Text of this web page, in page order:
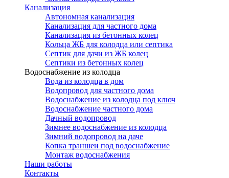
Канализация
Автономная канализация
Канализация для частного дома
Канализация из бетонных колец
Кольца ЖБ для колодца или септика
Септик для дачи из ЖБ колец
Септики из бетонных колец
Водоснабжение из колодца
Вода из колодца в дом
Водопровод для частного дома
Водоснабжение из колодца под ключ
Водоснабжение частного дома
Дачный водопровод
Зимнее водоснабжение из колодца
Зимний водопровод на даче
Копка траншеи под водоснабжение
Монтаж водоснабжения
Наши работы
Контакты